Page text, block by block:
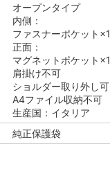
オープンタイプ
内側：
ファスナーポケット×1
正面：
マグネットポケット×1
肩掛け不可
ショルダー取り外し可
A4ファイル収納不可
生産国：イタリア
純正保護袋